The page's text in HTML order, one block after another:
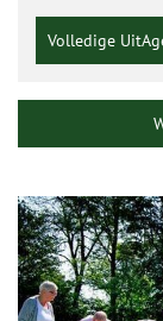
Volledige